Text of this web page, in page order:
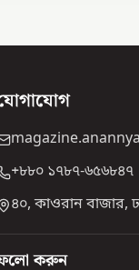
+৮৮০ ১৭৮৭-৬৫৬৮৪৭
৪০, কাওরান বাজার,
করুন